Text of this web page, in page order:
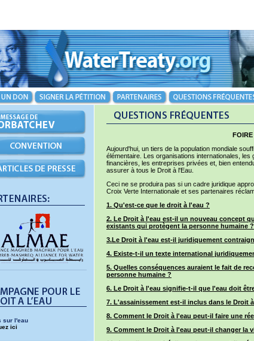
sur l'eau
ici
Aujourd'hui, un tiers de la population mondiale
élémentaire. Les organisations internationales,
financières, les entreprises privées et, bien
assurer à tous le Droit à l'Eau.
Ceci ne se produira pas si un cadre juridique
Croix Verte Internationale et ses partenaires
1. Qu'est-ce que le droit à l'eau ?
2. Le Droit à l'eau est-il un nouveau concept
existants qui protègent la personne humaine ?
3.Le Droit à l'eau est-il juridiquement
4. Existe-t-il un texte international
5. Quelles conséquences auraient le fait de
personne humaine ?
6. Le Droit à l'eau signifie-t-il que l'eau doit
7. L'assainissement est-il inclus dans le Droit
8. Comment le Droit à l'eau peut-il faire une
9. Comment le Droit à l'eau peut-il changer la